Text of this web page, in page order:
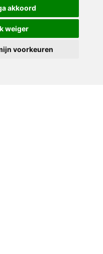
akkoord
weiger
voorkeuren